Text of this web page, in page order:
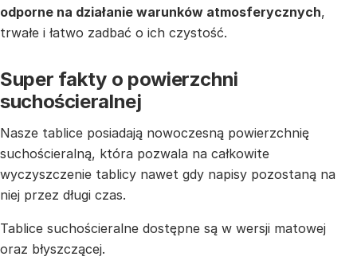
odporne na działanie warunków atmosferycznych,
trwałe i łatwo zadbać o ich czystość.
Super fakty o powierzchni
suchościeralnej
Nasze tablice posiadają nowoczesną powierzchnię
suchościeralną, która pozwala na całkowite
wyczyszczenie tablicy nawet gdy napisy pozostaną na
niej przez długi czas.
Tablice suchościeralne dostępne są w wersji matowej
oraz błyszczącej.